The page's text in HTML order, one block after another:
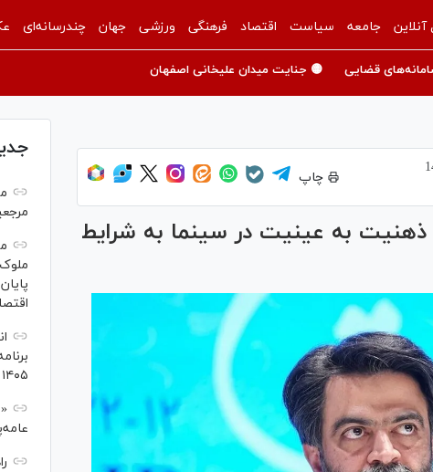
آنلاین جامعه سیاست اقتصاد فرهنگی ورزشی جهان چندرسانه‌ای
قضایی 🟡 جنایت میدان علیخانی اصفهان
چاپ
ذهنیت به عینیت در سینما به شرایط
۱۴۰۵